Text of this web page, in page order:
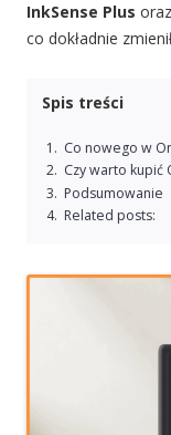
InkSense Plus
co dokładnie
Spis treści
Co nowego w
Czy warto kupić
Podsumowanie
Related posts: